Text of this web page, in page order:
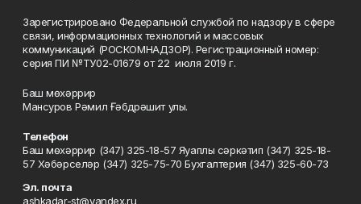
Зарегистрировано Федеральной службой по надзору в сфере
связи, информационных технологий и массовых
коммуникаций (РОСКОМНАДЗОР). Регистрационный номер:
серия ПИ №ТУ02-01679 от 22 июля 2019 г.
Баш мөхәррир
Мансуров Рәмил Ғәбдрәшит улы.
Телефон
Баш мөхәррир (347) 325-18-57 Яуаплы сәркәтип (347) 325-18-
57 Хәбәрселәр (347) 325-75-70 Бухгалтерия (347) 325-60-73
Эл. почта
ashkadar-st@yandex.ru